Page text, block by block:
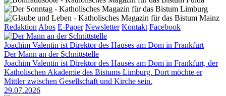
RedaktionAbos E-Paper Newsletter Kontakt Facebook
Joachim Valentin ist Direktor des Hauses am Dom in Frankfurt
Der Mann an der Schnittstelle
Joachim Valentin ist Direktor des Hauses am Dom in Frankfurt, der
Katholischen Akademie des Bistums Limburg. Dort möchte er
Mittler zwischen Gesellschaft und Kirche sein.
29.07.2026